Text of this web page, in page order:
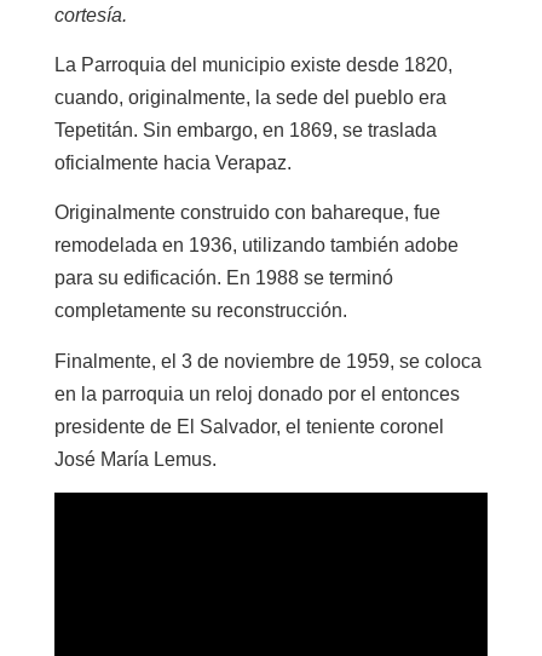
cortesía.
La Parroquia del municipio existe desde 1820,
cuando, originalmente, la sede del pueblo era
Tepetitán. Sin embargo, en 1869, se traslada
oficialmente hacia Verapaz.
Originalmente construido con bahareque, fue
remodelada en 1936, utilizando también adobe
para su edificación. En 1988 se terminó
completamente su reconstrucción.
Finalmente, el 3 de noviembre de 1959, se coloca
en la parroquia un reloj donado por el entonces
presidente de El Salvador, el teniente coronel
José María Lemus.